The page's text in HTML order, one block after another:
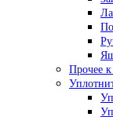
Прочее